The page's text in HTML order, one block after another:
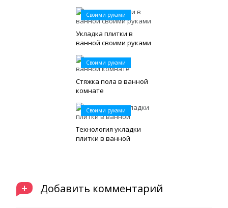
Своими руками
Укладка плитки в
ванной своими руками
Своими руками
Стяжка пола в ванной
комнате
Своими руками
Tехнология укладки
плитки в ванной
+ Добавить комментарий